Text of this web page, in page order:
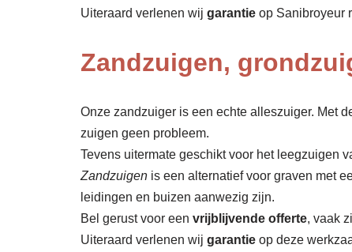
Uiteraard verlenen wij garantie op Sanibroyeur
Zandzuigen,
Onze zandzuiger is een echte alleszuiger. Met
zuigen geen probleem.
Tevens uitermate geschikt voor het leegzuigen
Zandzuigen is een alternatief voor graven met
leidingen en buizen aanwezig zijn.
Bel gerust voor een vrijblijvende offerte, vaak
Uiteraard verlenen wij garantie op deze